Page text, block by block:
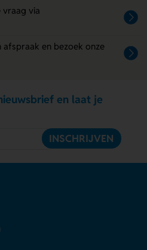
vraag via
afspraak en bezoek onze
en laat je
INSCHRIJVEN